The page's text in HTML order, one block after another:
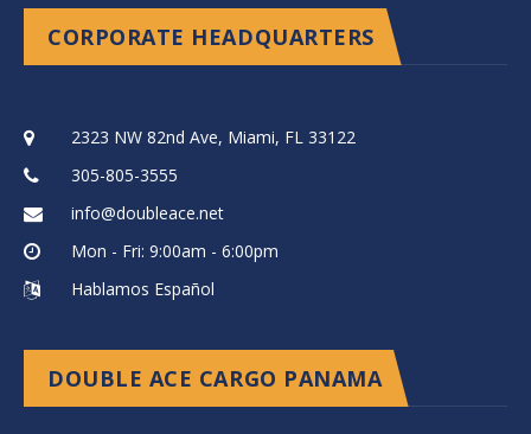
CORPORATE HEADQUARTERS
2323 NW 82nd Ave, Miami, FL 33122
305-805-3555
info@doubleace.net
Mon - Fri: 9:00am - 6:00pm
Hablamos Español
DOUBLE ACE CARGO PANAMA